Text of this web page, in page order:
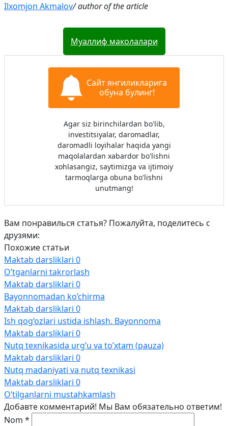
Ilxomjon Akmalov/ author of the article
Муаллиф маколалари
Сайт янгиликларига
обуна булинг!
Agar siz birinchilardan bo'lib,
investitsiyalar, daromadlar,
daromadli loyihalar haqida yangi
maqolalardan xabardor bo'lishni
xohlasangiz, saytimizga va ijtimoiy
tarmoqlarga obuna bo'lishni
unutmang!
Вам понравилься статья? Пожалуйта, поделитесь с
друзями:
Похожие статьи
Maktab darsliklari 0
O’tganlarni takrorlash
Maktab darsliklari 0
Bayonnomadan ko’chirma
Maktab darsliklari 0
Ish qog‘ozlari ustida ishlash. Bayonnoma
Maktab darsliklari 0
Nutq texnikasida urg’u va to’xtam (pauza)
Maktab darsliklari 0
Nutq madaniyati va nutq texnikasi
Maktab darsliklari 0
O’tilganlarni mustahkamlash
Добавте комментарий! Мы Вам обязательно ответим!
Nom *